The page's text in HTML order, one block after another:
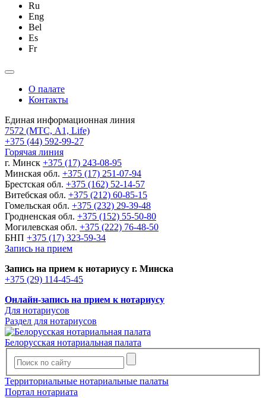
Ru
Eng
Bel
Es
Fr
О палате
Контакты
Единая информационная линия
7572 (МТС, A1, Life)
+375 (44) 592-99-27
Горячая линия
г. Минск +375 (17) 243-08-95
Минская обл. +375 (17) 251-07-94
Брестская обл. +375 (162) 52-14-57
Витебская обл. +375 (212) 60-85-15
Гомельская обл. +375 (232) 29-39-48
Гродненская обл. +375 (152) 55-50-80
Могилевская обл. +375 (222) 76-48-50
БНП +375 (17) 323-59-34
Запись на прием
Запись на прием к нотариусу г. Минска
+375 (29) 114-45-45
Онлайн-запись на прием к нотариусу
Для нотариусов
Раздел для нотариусов
Белорусская нотариальная палата
Территориальные нотариальные палаты
Портал нотариата